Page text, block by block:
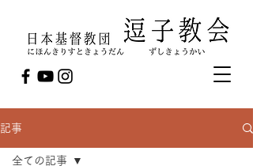
記事
全ての記事